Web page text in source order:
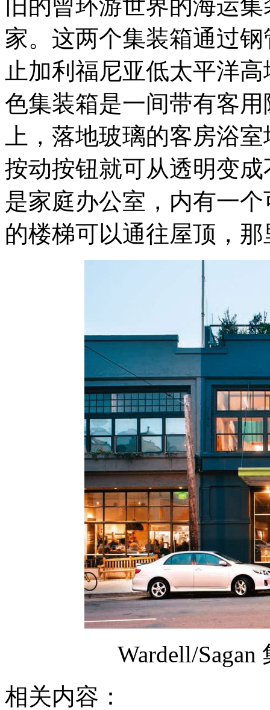
旧的曾环游世界的海运
家。这两个集装箱通过
止加利福尼亚低太平洋
色集装箱是一间带有客
上，落地玻璃的客房浴
按动按钮就可从透明变
是家庭办公室，内有一
的楼梯可以通往屋顶，
Wardell/
相关内容：